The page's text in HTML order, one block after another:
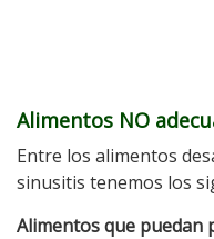
Alimentos NO
Entre los alimentos
sinusitis tenemos los
Alimentos que puedan